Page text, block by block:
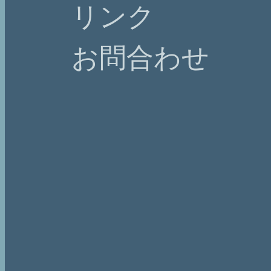
リンク
お問合わせ